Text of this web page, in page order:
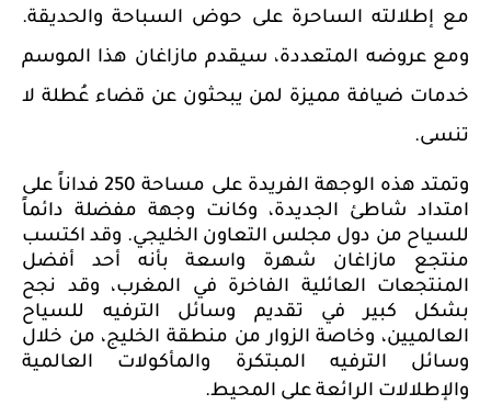
مع إطلالته الساحرة على حوض السباحة والحديقة.
ومع عروضه المتعددة، سيقدم مازاغان هذا الموسم
خدمات ضيافة مميزة لمن يبحثون عن قضاء عُطلة لا
تنسى.
وتمتد هذه الوجهة الفريدة على مساحة 250 فداناً على
امتداد شاطئ الجديدة، وكانت وجهة مفضلة دائماً
للسياح من دول مجلس التعاون الخليجي. وقد اكتسب
منتجع مازاغان شهرة واسعة بأنه أحد أفضل
المنتجعات العائلية الفاخرة في المغرب، وقد نجح
بشكل كبير في تقديم وسائل الترفيه للسياح
العالميين، وخاصة الزوار من منطقة الخليج، من خلال
وسائل الترفيه المبتكرة والمأكولات العالمية
والإطلالات الرائعة على المحيط.